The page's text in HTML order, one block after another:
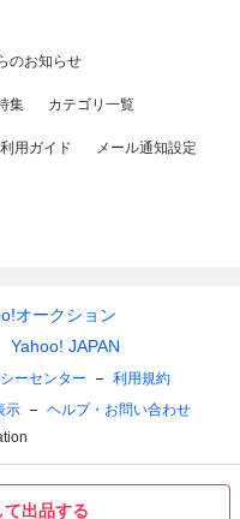
出品する
のお知らせ
集 カテゴリ一覧
用ガイド メール通知設定
オークション
Yahoo! JAPAN
ーセンター
利用規約
示
ヘルプ・お問い合わせ